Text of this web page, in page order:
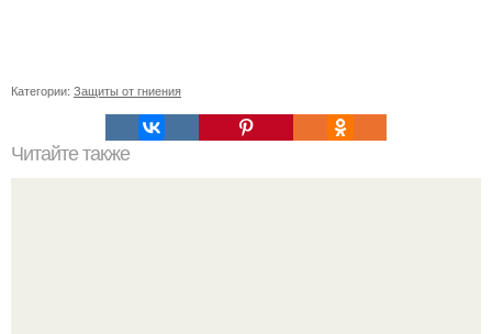
Категории: Защиты от гниения
Читайте также